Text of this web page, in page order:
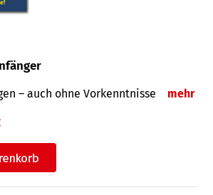
– auch ohne Vorkenntnisse mehr